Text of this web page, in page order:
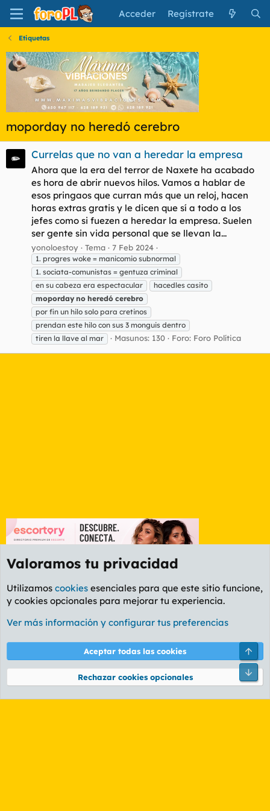
Acceder Regístrate
Etiquetas
moporday no heredó cerebro
Currelas que no van a heredar la empresa
Ahora que la era del terror de Naxete ha acabado
es hora de abrir nuevos hilos. Vamos a hablar de
esos pringaos que curran más que un reloj, hacen
horas extras gratis y le dicen que sí a todo a los
jefes como si fuezen a heredar la empresa. Suelen
ser gente sin vida personal que se llevan la...
yonoloestoy Tema 7 Feb 2024
1. progres woke = manicomio subnormal
1. sociata-comunistas = gentuza criminal
en su cabeza era espectacular
hacedles casito
moporday no heredó cerebro
por fin un hilo solo para cretinos
prendan este hilo con sus 3 monguis dentro
tiren la llave al mar
Masunos: 130 Foro: Foro Política
Etiquetas
Cookies
PL OLDSTYLE AMARILLO
Términos y reglas Política de privacidad Ayuda
Community platform by XenForo® © 2010-2026 XenForo Ltd.
Valoramos tu privacidad
Utilizamos cookies esenciales para que este sitio funcione,
y cookies opcionales para mejorar tu experiencia.
Ver más información y configurar tus preferencias
Aceptar todas las cookies
Rechazar cookies opcionales
Pie